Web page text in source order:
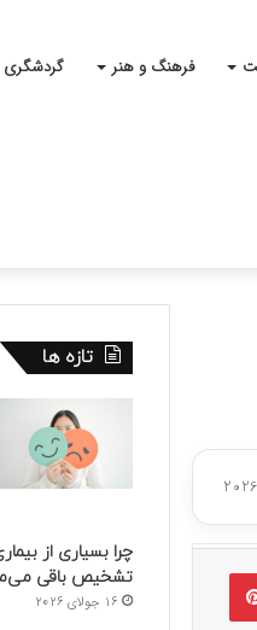
فرهنگ و هنر گردشگری
پینتریست
تازه ها
چرا بسیاری از
تشخیص باقی
16 جولای 2026